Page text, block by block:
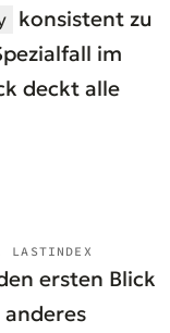
konsistent zu
im
deckt alle
ersten Blick